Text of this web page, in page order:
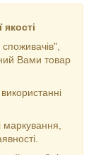
Вами товар
маркування,